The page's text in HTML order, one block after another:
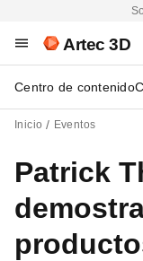
Artec 3D
Centro de contenido
Inicio Eventos
Patrick